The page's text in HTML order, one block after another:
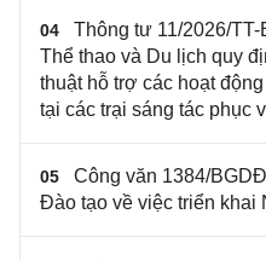
04
Thông tư 11/2026/
Thể thao và Du lịch quy
thuật hỗ trợ các hoạt
tại các trại sáng tác phục
05
Công văn 1384/
Đào tạo về việc triển khai